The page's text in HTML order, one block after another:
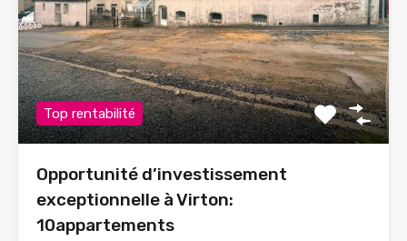
Top rentabilité
Opportunité d’investissement
exceptionnelle à Virton:
10appartements